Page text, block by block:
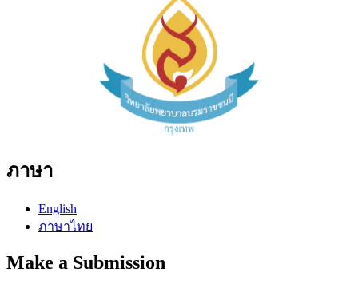
ภาษา
English
ภาษาไทย
Make a Submission